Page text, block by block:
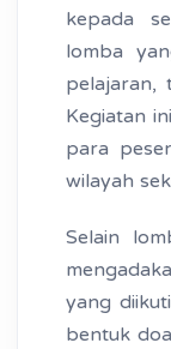
kepada
lomba
pelajaran,
Kegiatan
para
wilayah
Selain
yang
bentuk